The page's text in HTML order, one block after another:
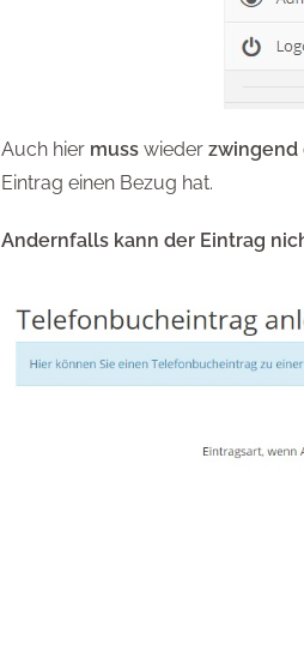
Auch hier musswieder zwingend
Eintrag einen Bezug hat.
Andernfalls kann der Eintrag